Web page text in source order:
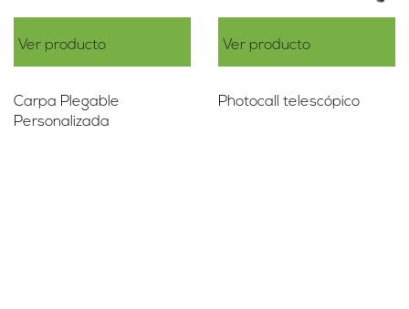
Ver producto
Carpa Plegable
Personalizada
Ver producto
Photocall telescópico